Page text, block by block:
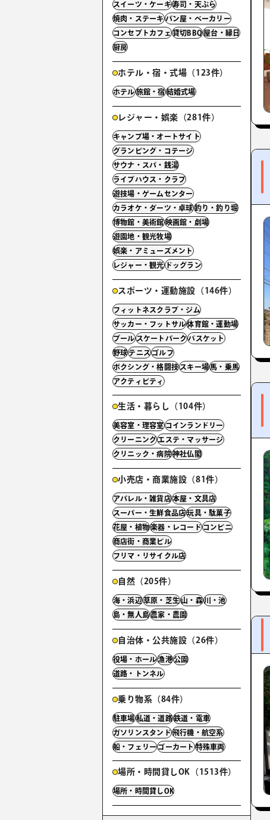
スイーツ・ケーキ寿司・天ぷら
焼肉・ステーキパン屋・ベーカリー
コンセプトカフェ貸切BBQ屋台・縁日
厨房
ホテル・宿・式場（123件）
ホテル旅館・宿結婚式場
レジャー・娯楽（281件）
キャンプ場・オートサイト
グランピング・コテージ
サウナ・スパ・銭湯
ライブハウス・クラブ
遊技場・ゲームセンター
カラオケ・ダーツ・卓球釣り・釣り堀
博物館・美術館映画館・劇場
遊園地・観光牧場
娯楽・アミューズメント
レジャー・観光ドッグラン
スポーツ・運動施設（146件）
フィットネスクラブ・ジム
サッカー・フットサル体育館・運動場
プールスケートパークバスケット
野球テニスゴルフ
ボクシング・格闘技スキー場馬・乗馬
アクティビティ
生活・暮らし（104件）
美容室・理容室コインランドリー
クリーニングエステ・マッサージ
クリニック・病院神社仏閣
小売店・商業施設（81件）
アパレル・雑貨店本屋・文具店
スーパー・生鮮食品店玩具・駄菓子
花屋・植物楽器・レコードコンビニ
商店街・商業ビル
フリマ・リサイクル店
自然（205件）
海・浜辺草原・芝生山・森川・池
島・無人島農家・農園
自治体・公共施設（26件）
役場・ホール漁港公園
道路・トンネル
乗り物系（84件）
駐車場私道・道路鉄道・電車
ガソリンスタンド飛行機・航空系
船・フェリーゴーカート特殊車両
場所・時間貸しOK（1513件）
場所・時間貸しOK